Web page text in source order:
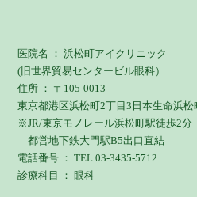
医院名 ： 浜松町アイクリニック
(旧世界貿易センタービル眼科）
住所 ： 〒105-0013
東京都港区浜松町2丁目3日本生命浜
※JR/東京モノレール浜松町駅徒歩2分
都営地下鉄大門駅B5出口直結
電話番号 ： TEL.03-3435-5712
診療科目 ： 眼科